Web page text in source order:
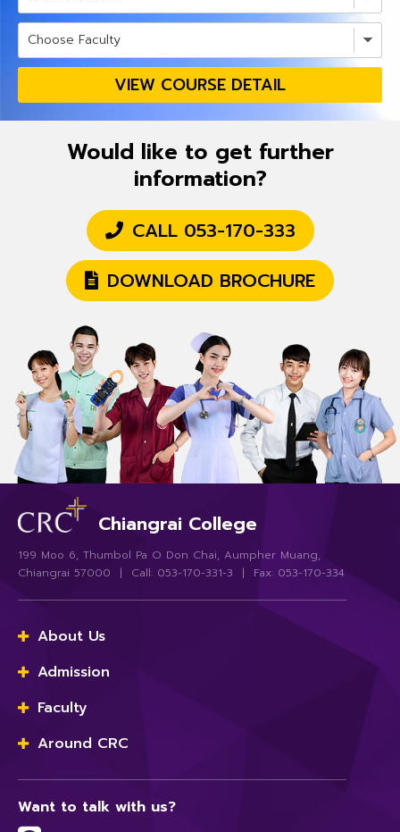
VIEW COURSE DETAIL
Would like to get further
information?
CALL 053-170-333
DOWNLOAD BROCHURE
Chiangrai College
199 Moo 6, Thumbol Pa O Don Chai, Aumpher Muang,
Chiangrai 57000 | Call: 053-170-331-3 | Fax: 053-170-334
About Us
Admission
Faculty
Around CRC
Want to talk with us?